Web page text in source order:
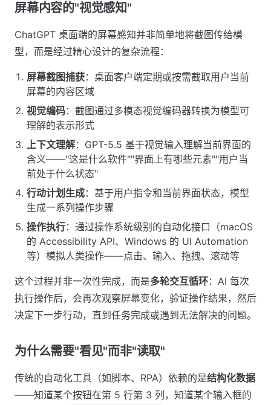
屏幕内容的"视觉感知"
ChatGPT 桌面端的屏幕感知并非简单地将截图传给模
型，而是经过精心设计的复杂流程：
屏幕截图捕获：桌面客户端定期或按需截取用户当前
屏幕的内容区域
视觉编码：截图通过多模态视觉编码器转换为模型可
理解的表示形式
上下文理解：GPT-5.5 基于视觉输入理解当前界面的
含义——"这是什么软件""界面上有哪些元素""用户当
前处于什么状态"
行动计划生成：基于用户指令和当前界面状态，模型
生成一系列操作步骤
操作执行：通过操作系统级别的自动化接口（macOS
的 Accessibility API、Windows 的 UI Automation
等）模拟人类操作——点击、输入、拖拽、滚动等
这个过程并非一次性完成，而是多轮交互循环：AI 每次
执行操作后，会再次观察屏幕变化，验证操作结果，然后
决定下一步行动，直到任务完成或遇到无法解决的问题。
为什么需要"看见"而非"读取"
传统的自动化工具（如脚本、RPA）依赖的是结构化数据
——知道某个按钮在第 5 行第 3 列，知道某个输入框的